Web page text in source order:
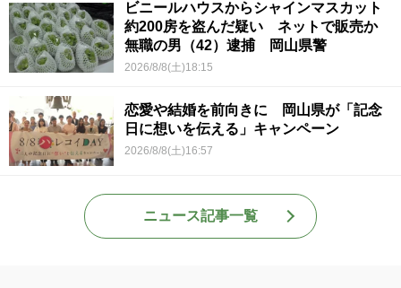
ビニールハウスからシャインマスカット
約200房を盗んだ疑い ネットで販売か
無職の男（42）逮捕 岡山県警
2026/8/8(土)18:15
恋愛や結婚を前向きに 岡山県が「記念
日に想いを伝える」キャンペーン
2026/8/8(土)16:57
ニュース記事一覧